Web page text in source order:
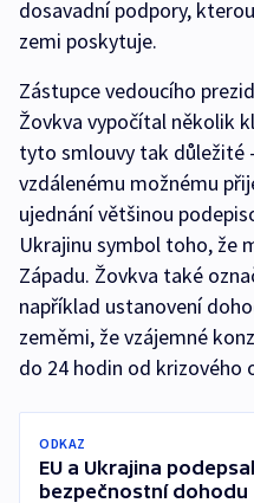
dosavadní podpory,
zemi poskytuje.
Zástupce vedoucího
Žovkva vypočítal několik
tyto smlouvy tak důležité
vzdálenému možnému
ujednání většinou
Ukrajinu symbol toho, že
Západu. Žovkva také
například ustanovení
zeměmi, že vzájemné
do 24 hodin od krizového
ODKAZ
EU a Ukrajina
bezpečnostní dohodu